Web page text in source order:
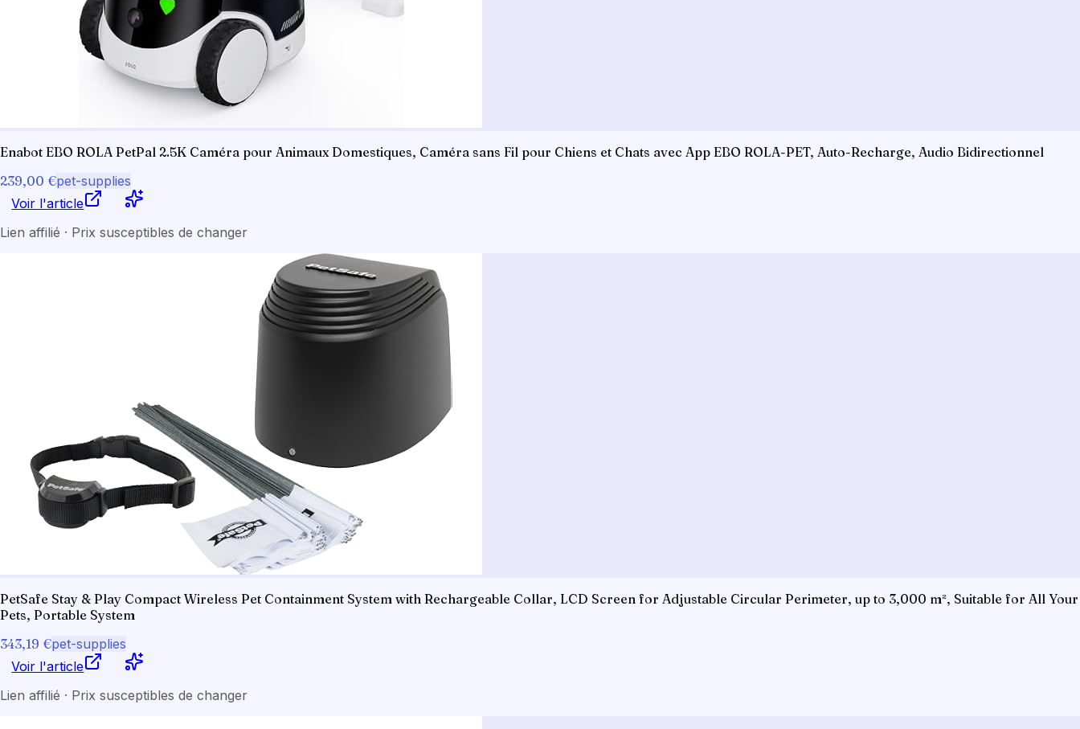
Enabot EBO ROLA PetPal 2.5K Caméra pour Animaux Domestiques, Caméra sans Fil pour Chiens et Chats avec App EBO ROLA-PET, Auto-Recharge, Audio Bidirectionnel
239,00 €pet-supplies
Voir l'article
Lien affilié · Prix susceptibles de changer
PetSafe Stay & Play Compact Wireless Pet Containment System with Rechargeable Collar, LCD Screen for Adjustable Circular Perimeter, up to 3,000 m², Suitable for All Your
Pets, Portable System
343,19 €pet-supplies
Voir l'article
Lien affilié · Prix susceptibles de changer